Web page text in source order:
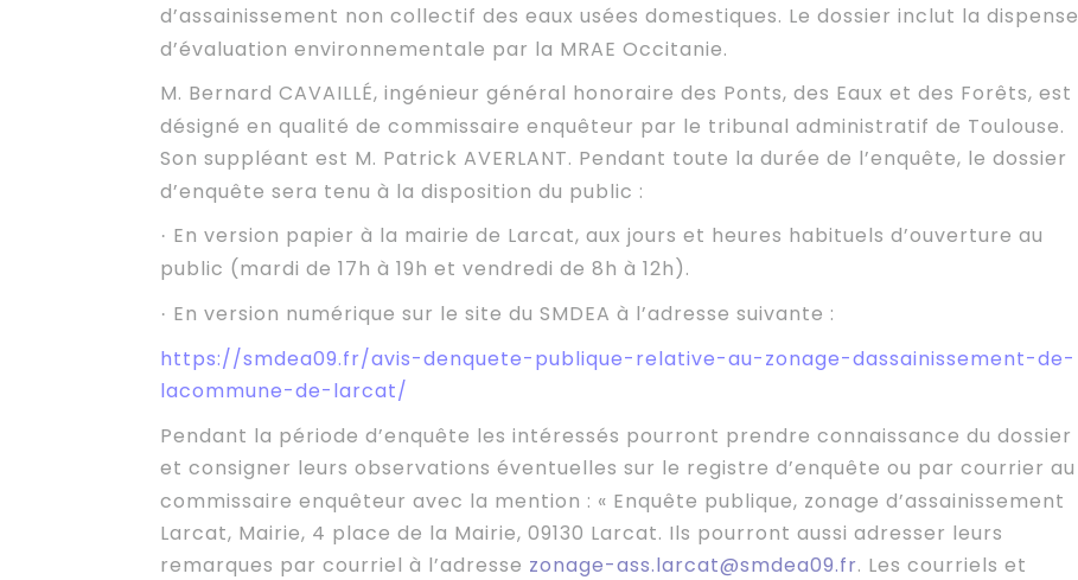
d’assainissement non collectif des eaux usées domestiques. Le dossier inclut la dispense
d’évaluation environnementale par la MRAE Occitanie.
M. Bernard CAVAILLÉ, ingénieur général honoraire des Ponts, des Eaux et des Forêts, est
désigné en qualité de commissaire enquêteur par le tribunal administratif de Toulouse.
Son suppléant est M. Patrick AVERLANT. Pendant toute la durée de l’enquête, le dossier
d’enquête sera tenu à la disposition du public :
· En version papier à la mairie de Larcat, aux jours et heures habituels d’ouverture au
public (mardi de 17h à 19h et vendredi de 8h à 12h).
· En version numérique sur le site du SMDEA à l’adresse suivante :
https://smdea09.fr/avis-denquete-publique-relative-au-zonage-dassainissement-de-
lacommune-de-larcat/
Pendant la période d’enquête les intéressés pourront prendre connaissance du dossier
et consigner leurs observations éventuelles sur le registre d’enquête ou par courrier au
commissaire enquêteur avec la mention : « Enquête publique, zonage d’assainissement
Larcat, Mairie, 4 place de la Mairie, 09130 Larcat. Ils pourront aussi adresser leurs
remarques par courriel à l’adresse zonage-ass.larcat@smdea09.fr. Les courriels et